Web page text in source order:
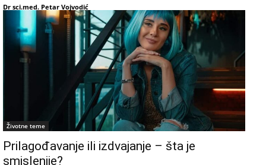
Dr sci.med. Petar Vojvodić
Životne teme
Prilagođavanje ili izdvajanje – šta je
smislenije?